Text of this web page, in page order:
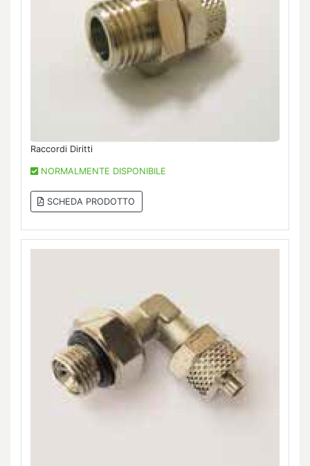
Raccordi Diritti
NORMALMENTE DISPONIBILE
SCHEDA PRODOTTO